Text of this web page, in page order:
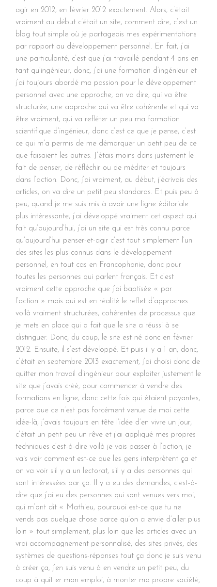
agir en 2012, en février 2012 exactement. Alors, c’était
vraiment au début c’était un site, comment dire, c’est un
blog tout simple où je partageais mes expérimentations
par rapport au développement personnel. En fait, j’ai
une particularité, c’est que j’ai travaillé pendant 4 ans en
tant qu’ingénieur, donc, j’ai une formation d’ingénieur et
j’ai toujours abordé ma passion pour le développement
personnel avec une approche, on va dire, qui va être
structurée, une approche qui va être cohérente et qui va
être vraiment, qui va refléter un peu ma formation
scientifique d’ingénieur, donc c’est ce que je pense, c’est
ce qui m’a permis de me démarquer un petit peu de ce
que faisaient les autres. J’étais moins dans justement le
fait de penser, de réfléchir ou de méditer et toujours
dans l’action. Donc, j’ai vraiment, au début, j’écrivais des
articles, on va dire un petit peu standards. Et puis peu à
peu, quand je me suis mis à avoir une ligne éditoriale
plus intéressante, j’ai développé vraiment cet aspect qui
fait qu’aujourd’hui, j’ai un site qui est très connu parce
qu’aujourd’hui penser-et-agir c’est tout simplement l’un
des sites les plus connus dans le développement
personnel, en tout cas en Francophonie, donc pour
toutes les personnes qui parlent français. Et c’est
vraiment cette approche que j’ai baptisée « par
l’action » mais qui est en réalité le reflet d’approches
voilà vraiment structurées, cohérentes de processus que
je mets en place qui a fait que le site a réussi à se
distinguer. Donc, du coup, le site est né donc en février
2012. Ensuite, il s’est développé. Et puis il y a 1 an, donc,
c’était en septembre 2013 exactement, j’ai choisi donc de
quitter mon travail d’ingénieur pour exploiter justement le
site que j’avais créé, pour commencer à vendre des
formations en ligne, donc cette fois qui étaient payantes,
parce que ce n’est pas forcément venue de moi cette
idée-là, j’avais toujours en tête l’idée d’en vivre un jour,
c’était un petit peu un rêve et j’ai appliqué mes propres
techniques c’est-à-dire voilà je vais passer à l’action, je
vais voir comment est-ce que les gens interprètent ça et
on va voir s’il y a un lectorat, s’il y a des personnes qui
sont intéressées par ça. Il y a eu des demandes, c’est-à-
dire que j’ai eu des personnes qui sont venues vers moi,
qui m’ont dit « Mathieu, pourquoi est-ce que tu ne
vends pas quelque chose parce qu’on a envie d’aller plus
loin » tout simplement, plus loin que les articles avec un
vrai accompagnement personnalisé, des sites privés, des
systèmes de questions-réponses tout ça donc je suis venu
à créer ça, j’en suis venu à en vendre un petit peu, du
coup à quitter mon emploi, à monter ma propre société;